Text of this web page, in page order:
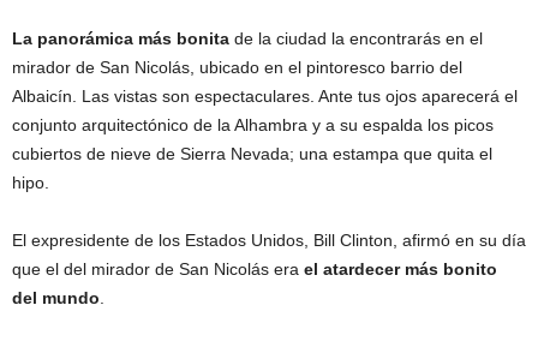
La panorámica más bonita de la ciudad la encontrarás en el
mirador de San Nicolás, ubicado en el pintoresco barrio del
Albaicín. Las vistas son espectaculares. Ante tus ojos aparecerá el
conjunto arquitectónico de la Alhambra y a su espalda los picos
cubiertos de nieve de Sierra Nevada; una estampa que quita el
hipo.
El expresidente de los Estados Unidos, Bill Clinton, afirmó en su día
que el del mirador de San Nicolás era el atardecer más bonito
del mundo